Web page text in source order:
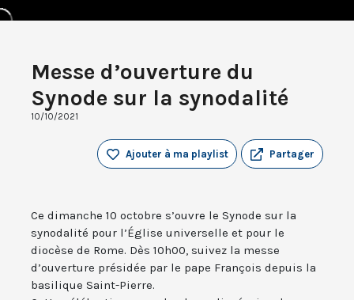
Messe d’ouverture du
Synode sur la synodalité
10/10/2021
Partager
Ajouter à ma playlist
Ce dimanche 10 octobre s’ouvre le Synode sur la
synodalité pour l’Église universelle et pour le
diocèse de Rome. Dès 10h00, suivez la messe
d’ouverture présidée par le pape François depuis la
basilique Saint-Pierre.